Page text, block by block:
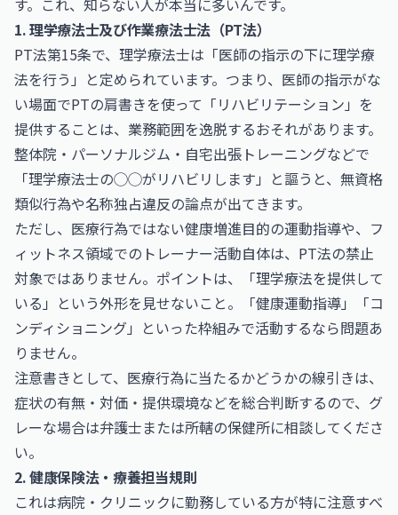
す。これ、知らない人が本当に多いんです。
1. 理学療法士及び作業療法士法（PT法）
PT法第15条で、理学療法士は「医師の指示の下に理学療
法を行う」と定められています。つまり、医師の指示がな
い場面でPTの肩書きを使って「リハビリテーション」を
提供することは、業務範囲を逸脱するおそれがあります。
整体院・パーソナルジム・自宅出張トレーニングなどで
「理学療法士の◯◯がリハビリします」と謳うと、無資格
類似行為や名称独占違反の論点が出てきます。
ただし、医療行為ではない健康増進目的の運動指導や、フ
ィットネス領域でのトレーナー活動自体は、PT法の禁止
対象ではありません。ポイントは、「理学療法を提供して
いる」という外形を見せないこと。「健康運動指導」「コ
ンディショニング」といった枠組みで活動するなら問題あ
りません。
注意書きとして、医療行為に当たるかどうかの線引きは、
症状の有無・対価・提供環境などを総合判断するので、グ
レーな場合は弁護士または所轄の保健所に相談してくださ
い。
2. 健康保険法・療養担当規則
これは病院・クリニックに勤務している方が特に注意すべ